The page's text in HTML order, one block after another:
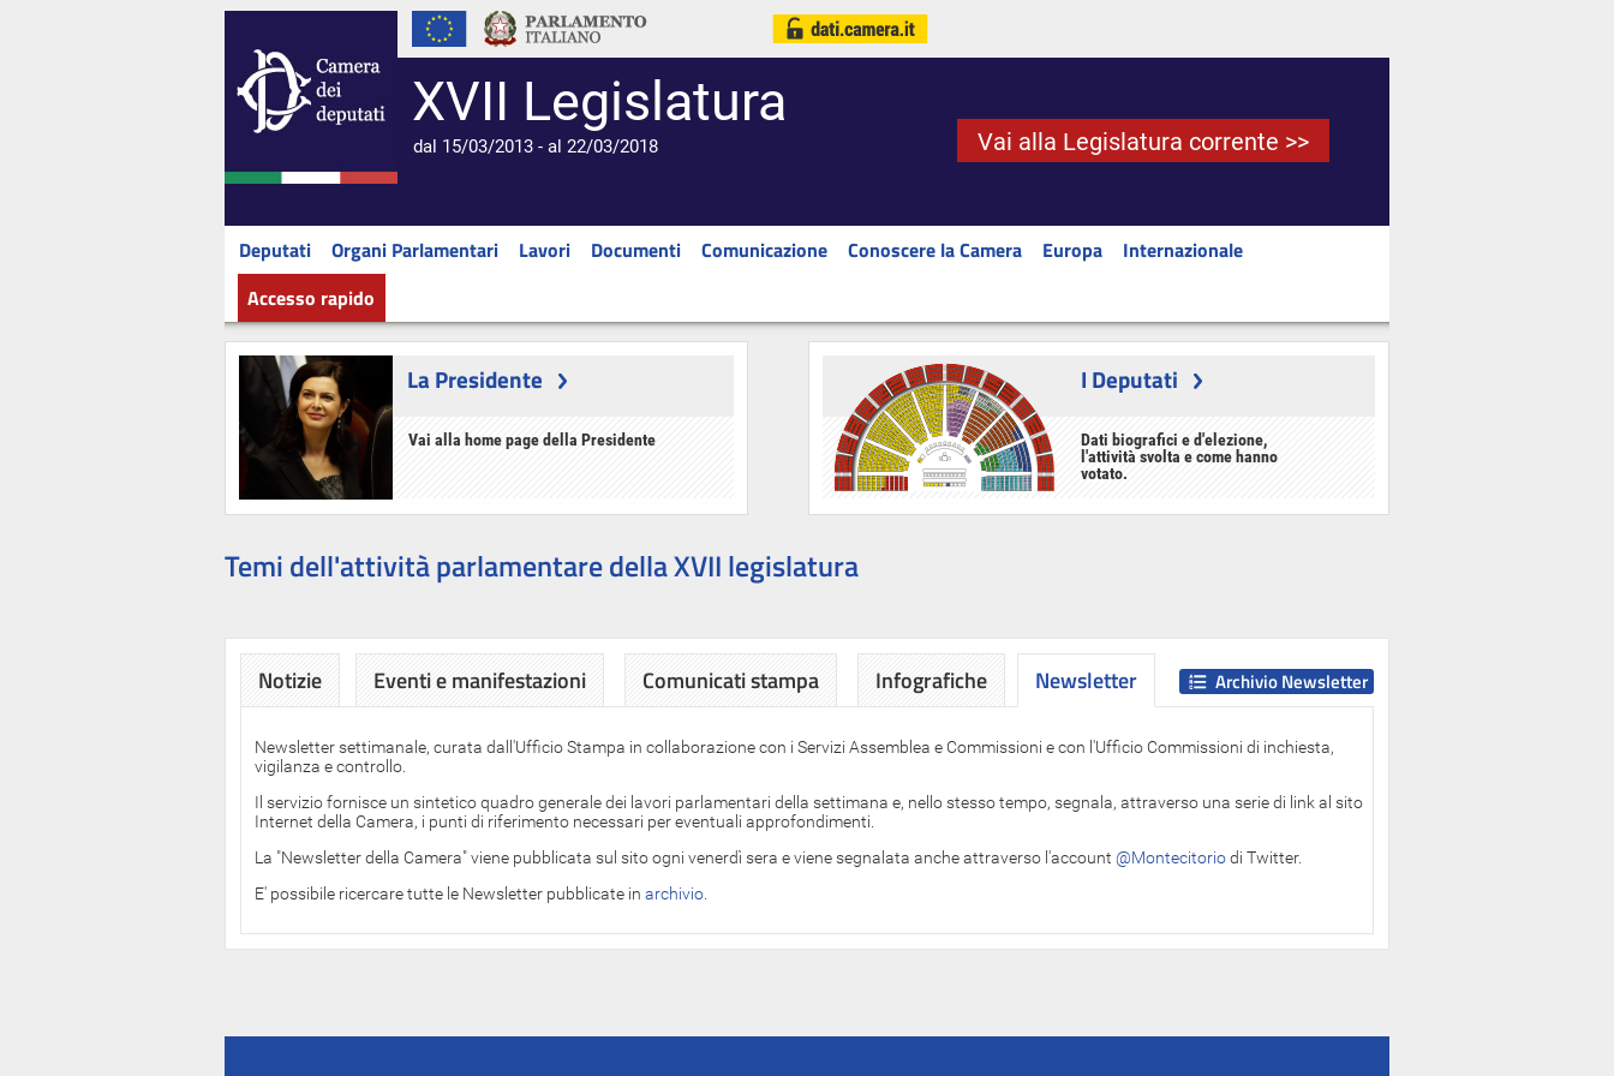
XVII Legislatura
dal 15/03/2013 - al 22/03/2018 Vai alla Legislatura corrente >>
Deputati Organi Parlamentari Lavori Documenti Comunicazione Conoscere la Camera Europa
Internazionale
Accesso rapido
La Presidente
Vai alla home page della Presidente
I Deputati
Dati biografici e d'elezione,
l'attività svolta e come hanno
votato.
Temi dell'attività parlamentare della XVII legislatura
Notizie Eventi e manifestazioni Comunicati stampa Infografiche Newsletter
Newsletter
Newsletter settimanale, curata dall'Ufficio Stampa in collaborazione con i Servizi Assemblea e Commissioni e con l'Ufficio Commissioni di inchiesta,
vigilanza e controllo.
Il servizio fornisce un sintetico quadro generale dei lavori parlamentari della settimana e, nello stesso tempo, segnala, attraverso una serie di link al sito
Internet della Camera, i punti di riferimento necessari per eventuali approfondimenti.
La "Newsletter della Camera" viene pubblicata sul sito ogni venerdì sera e viene segnalata anche attraverso l'account @Montecitoriodi Twitter.
E' possibile ricercare tutte le Newsletter pubblicate in archivio
Archivio Newsletter